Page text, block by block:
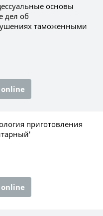
основы
дел об
таможенными
приготовления